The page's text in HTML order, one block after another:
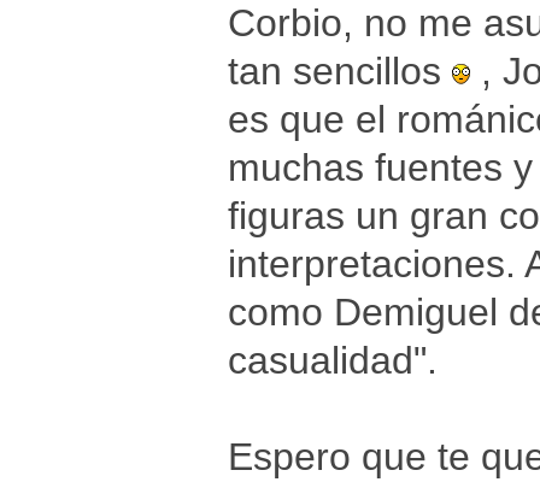
Corbio, no me
tan sencillos
,
es que el
muchas fuentes
figuras un gran
interpretaciones.
como Demiguel
casualidad".
Espero que te